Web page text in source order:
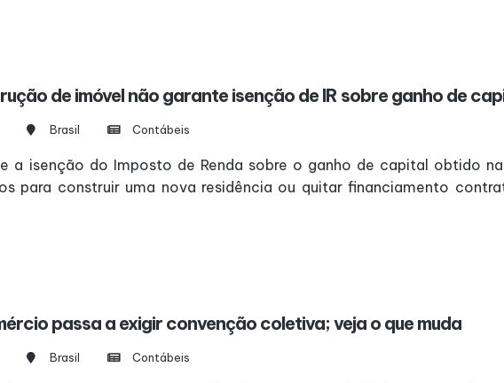
de imóvel não garante isenção de IR sobre ganho de
Brasil Contábeis
a isenção do Imposto de Renda sobre o ganho de capital obtido
para construir uma nova residência ou quitar financiamento
passa a exigir convenção coletiva; veja o que muda
Brasil Contábeis